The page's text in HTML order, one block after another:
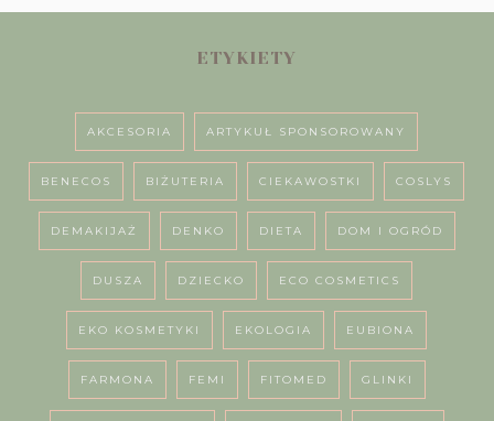
ETYKIETY
AKCESORIA ARTYKUŁ SPONSOROWANY
BENECOS BIŻUTERIA CIEKAWOSTKI COSLYS
DEMAKIJAŻ DENKO DIETA DOM I OGRÓD
DUSZA DZIECKO ECO COSMETICS
EKO KOSMETYKI EKOLOGIA EUBIONA
FARMONA FEMI FITOMED GLINKI